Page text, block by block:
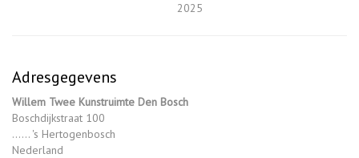
2025
Adresgegevens
Willem Twee Kunstruimte Den Bosch
Boschdijkstraat 100
...... 's Hertogenbosch
Nederland